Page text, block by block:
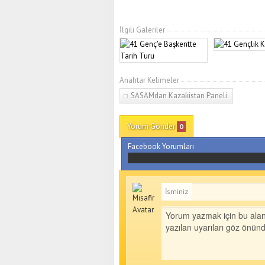
İlgili Galeriler
Anahtar Kelimeler
SASAMdan Kazakistan Paneli
Yorum Gönder 0
Facebook Yorumları
İsminiz